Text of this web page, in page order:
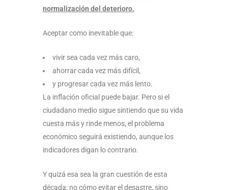
normalización del deterioro.
Aceptar como inevitable que:
vivir sea cada vez más caro,
ahorrar cada vez más difícil,
y progresar cada vez más lento.
La inflación oficial puede bajar. Pero si el
ciudadano medio sigue sintiendo que su vida
cuesta más y rinde menos, el problema
económico seguirá existiendo, aunque los
indicadores digan lo contrario.
Y quizá esa sea la gran cuestión de esta
década: no cómo evitar el desastre, sino